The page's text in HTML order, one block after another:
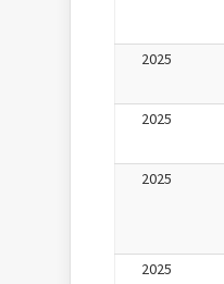
2025
2025
2025
2025